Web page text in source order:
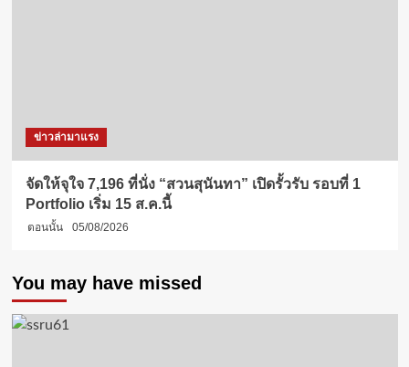
ข่าวล่ามาแรง
จัดให้จุใจ 7,196 ที่นั่ง “สวนสุนันทา” เปิดรั้วรับ รอบที่ 1
Portfolio เริ่ม 15 ส.ค.นี้
ตอนนั้น 05/08/2026
You may have missed